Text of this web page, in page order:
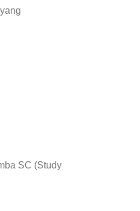
SC (Study